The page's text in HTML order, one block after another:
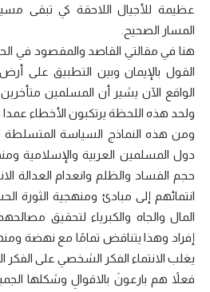
عظيمة للأجيال اللاحقة كي تبقى
المسار الصحيح.
هنا في مقالتي القاصد والمقصود في
القول بالإيمان وبين التطبيق على
الواقع الآن يشير أن المسلمين
ولحد هذه اللحظة يرتكبون الأخطاء
ومن هذه النماذج السياسة المتسلطة
دول المسلمين العربية والإسلامية
حجم الفساد والظلم وانعدام العدالة
انتمائهم إلى مبادئ ومنهجية الثورة
المال والجاه والكبرياء لتحقيق
إفراد وهذا يتناقض تمامًا مع نهضة
يغلب الانتماء الفكر الشخصي على الفكر
فعلاً هم بارعونَ بالاقوالِ وشكلها